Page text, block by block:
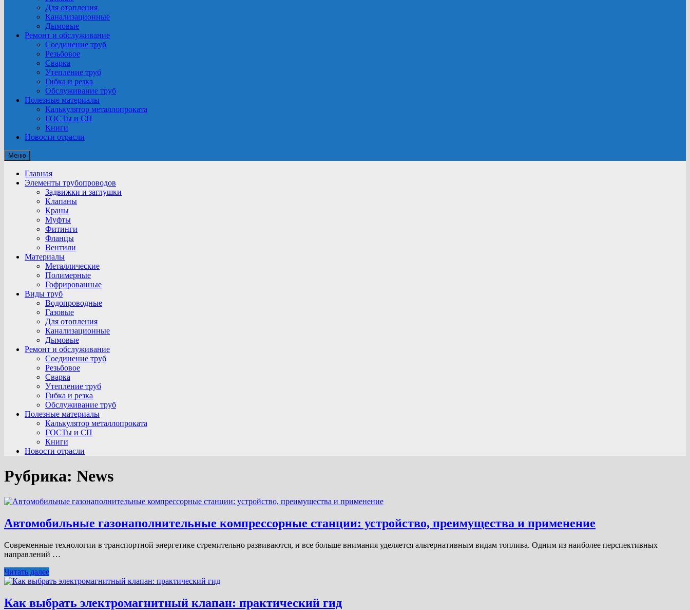
Для отопления
Канализационные
Дымовые
Ремонт и обслуживание
Соединение труб
Резьбовое
Сварка
Утепление труб
Гибка и резка
Обслуживание труб
Полезные материалы
Калькулятор металлопроката
ГОСТы и СП
Книги
Новости отрасли
Меню
Главная
Элементы трубопроводов
Задвижки и заглушки
Клапаны
Краны
Муфты
Фитинги
Фланцы
Вентили
Материалы
Металлические
Полимерные
Гофрированные
Виды труб
Водопроводные
Газовые
Для отопления
Канализационные
Дымовые
Ремонт и обслуживание
Соединение труб
Резьбовое
Сварка
Утепление труб
Гибка и резка
Обслуживание труб
Полезные материалы
Калькулятор металлопроката
ГОСТы и СП
Книги
Новости отрасли
Рубрика: News
Автомобильные газонаполнительные компрессорные станции: устройство, преимущества и применение
Современные технологии в транспортной энергетике стремительно развиваются, и все больше внимания уделяется альтернативным видам топлива. Одним из наиболее перспективных
направлений …
Читать далее
Как выбрать электромагнитный клапан: практический гид